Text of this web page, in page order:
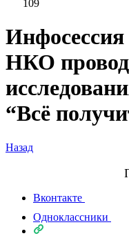
109
НКО
“Всё
Назад
Вконтакте
Одноклассники